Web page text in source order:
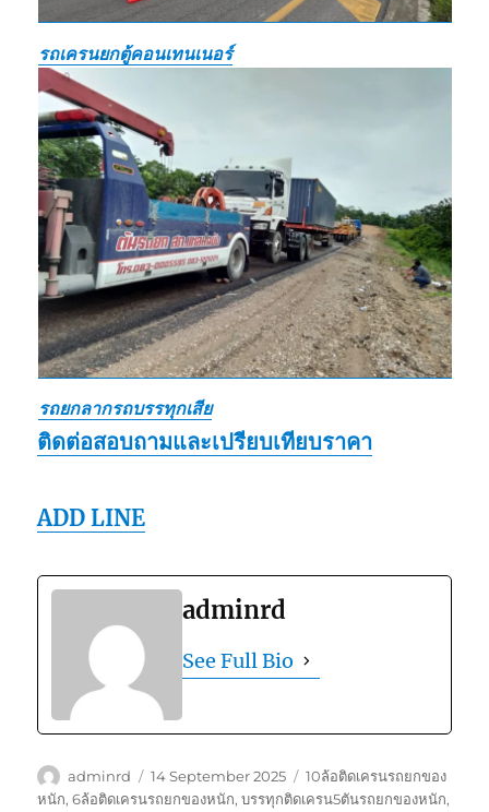
รถเครนยกตู้คอนเทนเนอร์
รถยกลากรถบรรทุกเสีย
ติดต่อสอบถามและเปรียบเทียบราคา
ADD LINE
adminrd
See Full Bio
Author
adminrd
Posted
on
14 September 2025 Tags
10ล้อติดเครนรถยกของ
หนัก,6ล้อติดเครนรถยกของหนัก,บรรทุกติดเครน5ตันรถยกของหนัก,